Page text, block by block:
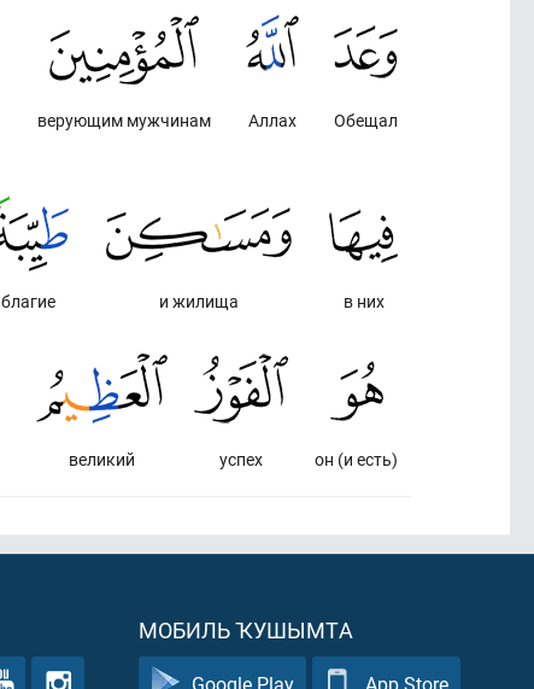
Обещал
Аллах
верующим мужчинам
в них
и жилища
благие
он (и есть)
успех
великий
МОБИЛЬ ҠУШЫМТА
Google Play App Store